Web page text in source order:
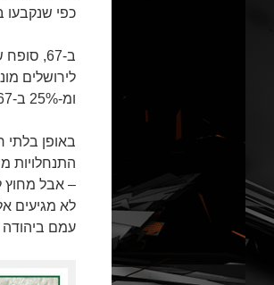
כפי שנקבעו ב-67, ולנסות לתקן את הטעויות
לירושלים
ומ-25% ב-67 הגיעה ל-37% היום.
התנחלויות
– אבל מחוץ
עמם ביהודה